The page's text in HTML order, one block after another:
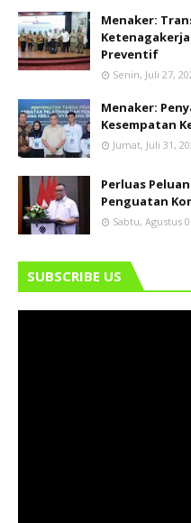
Menaker:
Preventif
Senin, Juli 27,
Menaker:
Kesempatan
Jumat, Juli 31,
Perluas
Penguatan
Sabtu, Agustus
SUBSCRIBE US